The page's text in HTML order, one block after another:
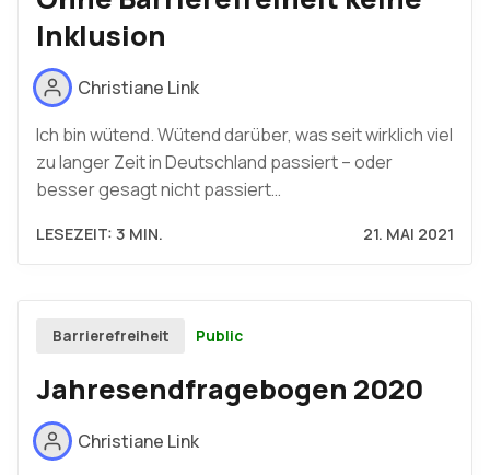
Inklusion
Christiane Link
Ich bin wütend. Wütend darüber, was seit wirklich viel
zu langer Zeit in Deutschland passiert – oder
besser gesagt nicht passiert…
LESEZEIT: 3 MIN. 21. MAI 2021
Barrierefreiheit Public
Jahresendfragebogen 2020
Christiane Link